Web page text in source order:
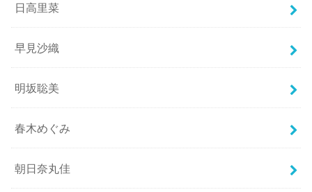
日高里菜
早見沙織
明坂聡美
春木めぐみ
朝日奈丸佳